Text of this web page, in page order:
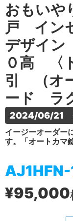
おもい
戸 イン
デザイ
０高 〈
引 （オ
ード ラ
2024/06/21　
イージーオーダー
す。「オートカマ
AJ1HFN-
¥95,000